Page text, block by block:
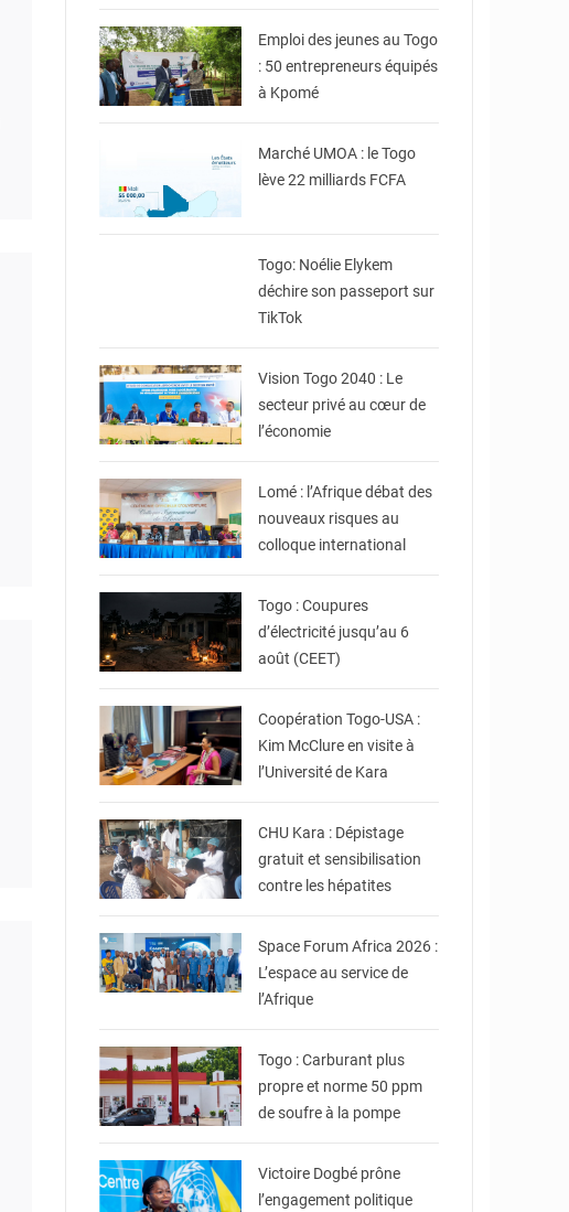
Emploi des jeunes au Togo
: 50 entrepreneurs équipés
à Kpomé
Marché UMOA : le Togo
lève 22 milliards FCFA
Togo: Noélie Elykem
déchire son passeport sur
TikTok
Vision Togo 2040 : Le
secteur privé au cœur de
l’économie
© Ministère délégué,
chargé de
l’Enseignement
Lomé : l’Afrique débat des
nouveaux risques au
colloque international
Togo : Coupures
d’électricité jusqu’au 6
août (CEET)
Coopération Togo-USA :
Kim McClure en visite à
l’Université de Kara
© Université de Kara
CHU Kara : Dépistage
gratuit et sensibilisation
contre les hépatites
Space Forum Africa 2026 :
L’espace au service de
l’Afrique
Togo : Carburant plus
propre et norme 50 ppm
de soufre à la pompe
Victoire Dogbé prône
l’engagement politique